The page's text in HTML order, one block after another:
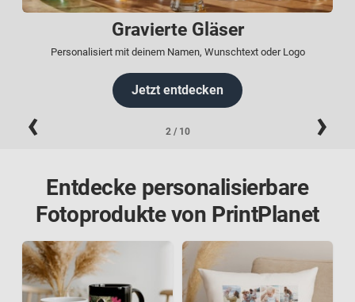
Personalisierte Kerzen
Zur Taufe, Hochzeit & anderen Anlässen
Jetzt entdecken
3/ 10
Entdecke personalisierbare
Fotoprodukte von PrintPlanet